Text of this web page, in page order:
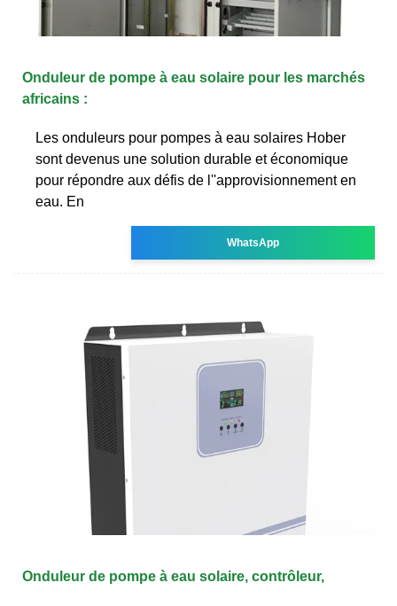
Onduleur de pompe à eau solaire pour les marchés
africains :
Les onduleurs pour pompes à eau solaires Hober
sont devenus une solution durable et économique
pour répondre aux défis de l''approvisionnement en
eau. En
WhatsApp
Onduleur de pompe à eau solaire, contrôleur,